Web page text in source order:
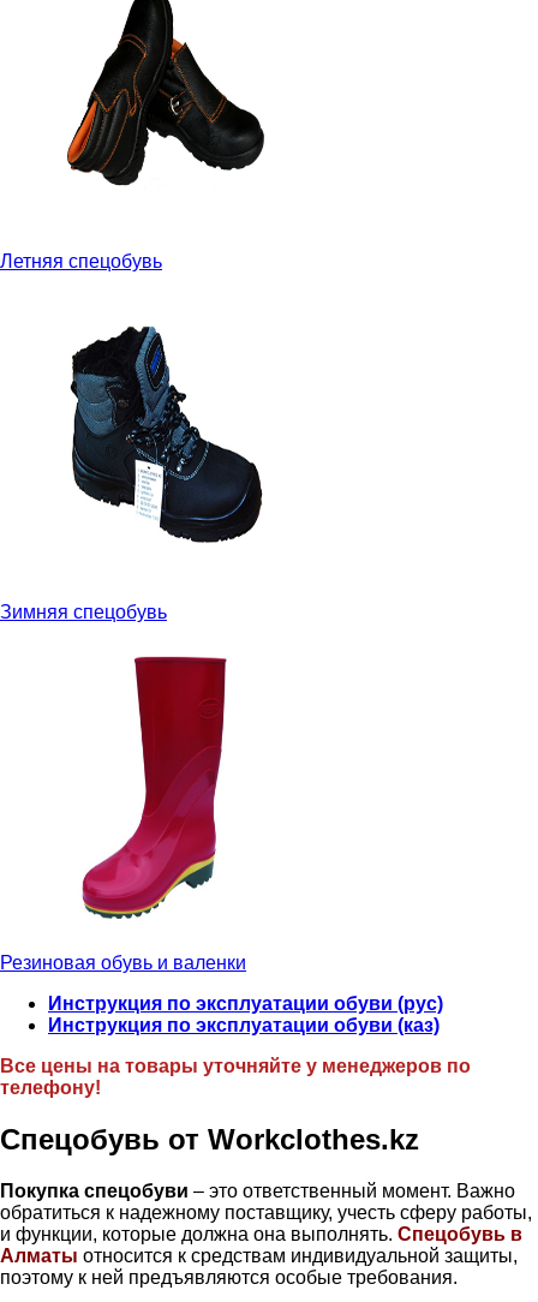
Летняя спецобувь
Зимняя спецобувь
Резиновая обувь и валенки
Инструкция по эксплуатации обуви (рус)
Инструкция по эксплуатации обуви (каз)
Все цены на товары уточняйте у менеджеров по
телефону!
Спецобувь от Workclothes.kz
Покупка спецобуви – это ответственный момент. Важно
обратиться к надежному поставщику, учесть сферу работы,
и функции, которые должна она выполнять. Спецобувь в
Алматы относится к средствам индивидуальной защиты,
поэтому к ней предъявляются особые требования.